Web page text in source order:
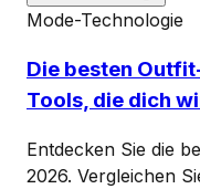
Mode-Technologie
Die besten
Tools, die dich
Entdecken Sie die
2026. Vergleichen